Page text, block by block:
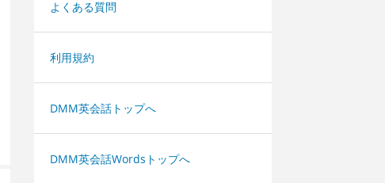
よくある質問
利用規約
DMM英会話トップへ
DMM英会話Wordsトップへ